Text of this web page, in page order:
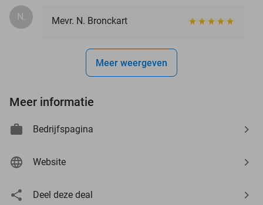
N. Mevr. N. Bronckart
Meer weergeven
Meer informatie
Bedrijfspagina
Website
Deel deze deal